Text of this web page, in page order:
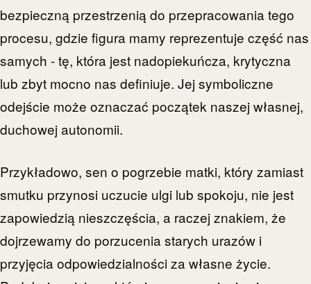
bezpieczną przestrzenią do przepracowania tego
procesu, gdzie figura mamy reprezentuje część nas
samych - tę, która jest nadopiekuńcza, krytyczna
lub zbyt mocno nas definiuje. Jej symboliczne
odejście może oznaczać początek naszej własnej,
duchowej autonomii.
Przykładowo, sen o pogrzebie matki, który zamiast
smutku przynosi uczucie ulgi lub spokoju, nie jest
zapowiedzią nieszczęścia, a raczej znakiem, że
dojrzewamy do porzucenia starych urazów i
przyjęcia odpowiedzialności za własne życie.